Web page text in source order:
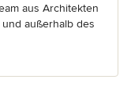
aus Architekten
außerhalb des